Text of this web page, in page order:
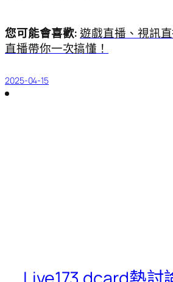
您可能會喜歡:遊戲直播、視訊
直播帶你一次搞懂！
2025-04-15